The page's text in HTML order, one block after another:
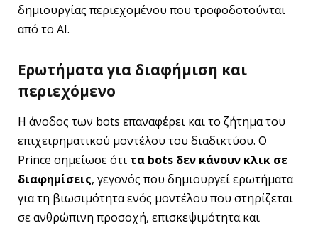
δημιουργίας περιεχομένου που τροφοδοτούνται
από το AI.
Ερωτήματα για διαφήμιση και
περιεχόμενο
Η άνοδος των bots επαναφέρει και το ζήτημα του
επιχειρηματικού μοντέλου του διαδικτύου. Ο
Prince σημείωσε ότι τα bots δεν κάνουν κλικ σε
διαφημίσεις, γεγονός που δημιουργεί ερωτήματα
για τη βιωσιμότητα ενός μοντέλου που στηρίζεται
σε ανθρώπινη προσοχή, επισκεψιμότητα και